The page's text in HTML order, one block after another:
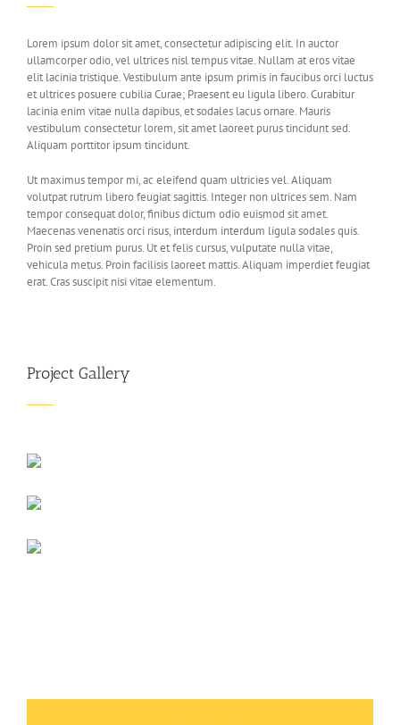
Lorem ipsum dolor sit amet, consectetur adipiscing elit. In auctor
ullamcorper odio, vel ultrices nisl tempus vitae. Nullam at eros vitae
elit lacinia tristique. Vestibulum ante ipsum primis in faucibus orci luctus
et ultrices posuere cubilia Curae; Praesent eu ligula libero. Curabitur
lacinia enim vitae nulla dapibus, et sodales lacus ornare. Mauris
vestibulum consectetur lorem, sit amet laoreet purus tincidunt sed.
Aliquam porttitor ipsum tincidunt.
Ut maximus tempor mi, ac eleifend quam ultricies vel. Aliquam
volutpat rutrum libero feugiat sagittis. Integer non ultrices sem. Nam
tempor consequat dolor, finibus dictum odio euismod sit amet.
Maecenas venenatis orci risus, interdum interdum ligula sodales quis.
Proin sed pretium purus. Ut et felis cursus, vulputate nulla vitae,
vehicula metus. Proin facilisis laoreet mattis. Aliquam imperdiet feugiat
erat. Cras suscipit nisi vitae elementum.
Project Gallery